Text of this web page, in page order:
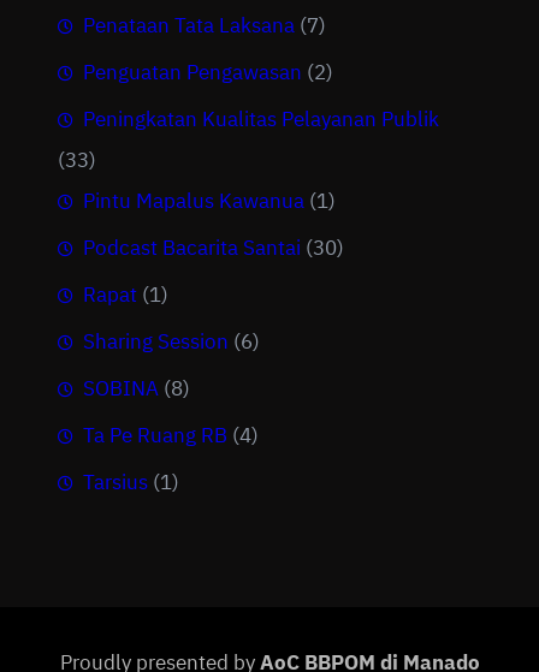
Penataan Tata Laksana (7)
Penguatan Pengawasan (2)
Peningkatan Kualitas Pelayanan Publik
(33)
Pintu Mapalus Kawanua (1)
Podcast Bacarita Santai (30)
Rapat (1)
Sharing Session (6)
SOBINA (8)
Ta Pe Ruang RB (4)
Tarsius (1)
Proudly presented byAoC BBPOM di Manado